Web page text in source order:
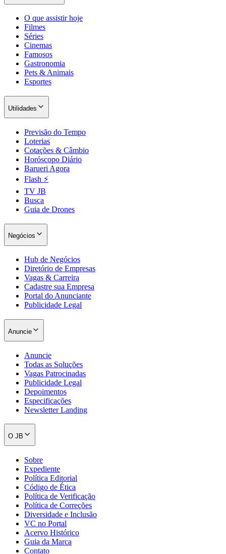
O que assistir hoje
Filmes
Séries
Cinemas
Famosos
Gastronomia
Pets & Animais
Esportes
Utilidades
Previsão do Tempo
Loterias
Cotações & Câmbio
Horóscopo Diário
Barueri Agora
Flash ⚡
TV JB
Busca
Guia de Drones
Negócios
Hub de Negócios
Diretório de Empresas
Vagas & Carreira
Cadastre sua Empresa
Portal do Anunciante
Publicidade Legal
Anuncie
Anuncie
Todas as Soluções
Vagas Patrocinadas
Publicidade Legal
Depoimentos
Especificações
Newsletter Landing
O JB
Sobre
Expediente
Política Editorial
Código de Ética
Política de Verificação
Política de Correções
Diversidade e Inclusão
VC no Portal
Acervo Histórico
Guia da Marca
Contato